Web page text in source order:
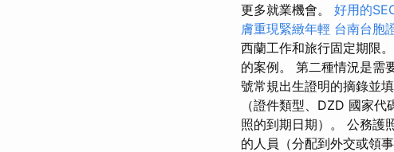
更多就業機會。 好用的
膚重現緊緻年輕 台南台胞
西蘭工作和旅行固定期限
的案例。 第二種情況是需
號常規出生證明的摘錄並
（證件類型、DZD 國家
照的到期日期）。 公務護
的人員（分配到外交或領